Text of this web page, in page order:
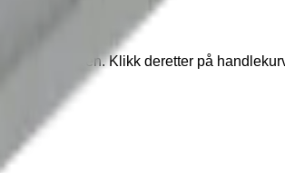
Klikk deretter på